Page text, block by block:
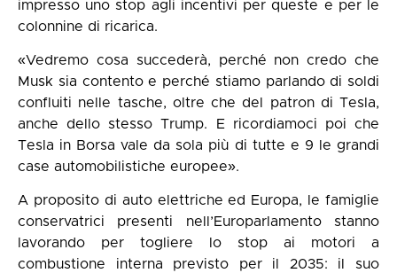
impresso uno stop agli incentivi per queste e per le
colonnine di ricarica.
«Vedremo cosa succederà, perché non credo che
Musk sia contento e perché stiamo parlando di soldi
confluiti nelle tasche, oltre che del patron di Tesla,
anche dello stesso Trump. E ricordiamoci poi che
Tesla in Borsa vale da sola più di tutte e 9 le grandi
case automobilistiche europee».
A proposito di auto elettriche ed Europa, le famiglie
conservatrici presenti nell’Europarlamento stanno
lavorando per togliere lo stop ai motori a
combustione interna previsto per il 2035: il suo